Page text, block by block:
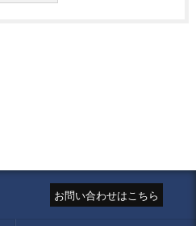
お問い合わせはこちら